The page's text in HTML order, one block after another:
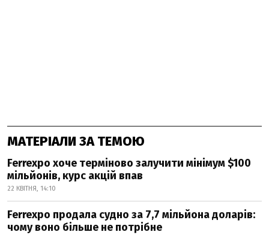
МАТЕРІАЛИ ЗА ТЕМОЮ
Ferrexpo хоче терміново залучити мінімум $100
мільйонів, курс акцій впав
22 КВІТНЯ, 14:10
Ferrexpo продала судно за 7,7 мільйона доларів:
чому воно більше не потрібне